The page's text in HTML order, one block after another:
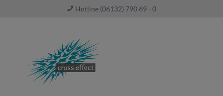
Hotline (06132) 790 69 - 0